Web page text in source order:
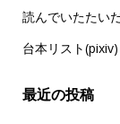
読んでいたたい
台本リスト(pixiv)
最近の投稿